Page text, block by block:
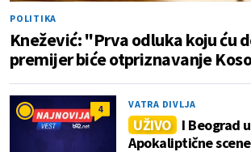
POLITIKA
Knežević: "Prva odluka koju ću
premijer biće otpriznavanje
4 VATRA DIVLJA
UŽIVO I Beograd
Apokaliptične